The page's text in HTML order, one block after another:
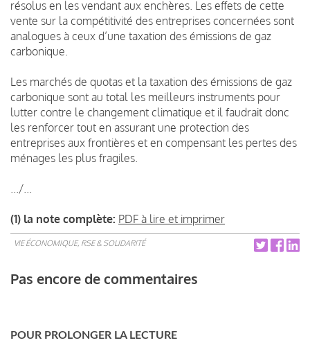
résolus en les vendant aux enchères. Les effets de cette
vente sur la compétitivité des entreprises concernées sont
analogues à ceux d’une taxation des émissions de gaz
carbonique.
Les marchés de quotas et la taxation des émissions de gaz
carbonique sont au total les meilleurs instruments pour
lutter contre le changement climatique et il faudrait donc
les renforcer tout en assurant une protection des
entreprises aux frontières et en compensant les pertes des
ménages les plus fragiles.
.../...
(1) la note complète: PDF à lire et imprimer
VIE ÉCONOMIQUE, RSE & SOLIDARITÉ
Pas encore de commentaires
POUR PROLONGER LA LECTURE